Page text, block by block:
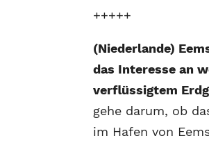
+++++
(Niederlande)
das Interesse an
verflüssigtem
gehe darum, ob
im Hafen von